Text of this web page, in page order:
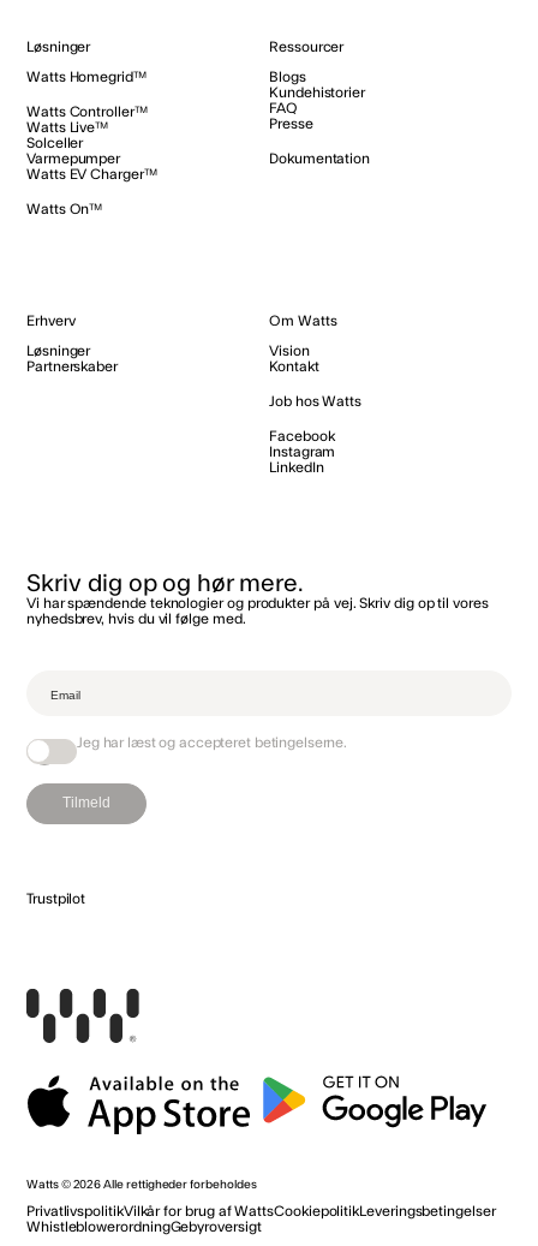
Løsninger
Watts Homegrid™
Watts Controller™
Watts Live™
Solceller
Varmepumper
Watts EV Charger™
Watts On™
Ressourcer
Blogs
Kundehistorier
FAQ
Presse
Dokumentation
Erhverv
Løsninger
Partnerskaber
Om Watts
Vision
Kontakt
Job hos Watts
Facebook
Instagram
LinkedIn
Skriv dig op og hør mere.
Vi har spændende teknologier og produkter på vej. Skriv dig op til vores
nyhedsbrev, hvis du vil følge med.‌
Jeg har læst og accepteret betingelserne.
Tilmeld
Trustpilot
Watts© 2026Alle rettigheder forbeholdes
PrivatlivspolitikVilkår for brug af WattsCookiepolitikLeveringsbetingelser
WhistleblowerordningGebyroversigt